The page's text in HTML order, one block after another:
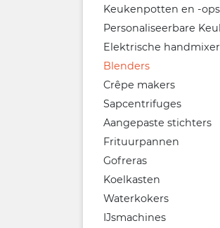
Elektrische
Blenders
Crêpe makers
Sapcentrifuges
Aangepaste stichters
Frituurpannen
Gofreras
Koelkasten
Waterkokers
IJsmachines